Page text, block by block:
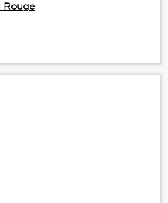
Rouge